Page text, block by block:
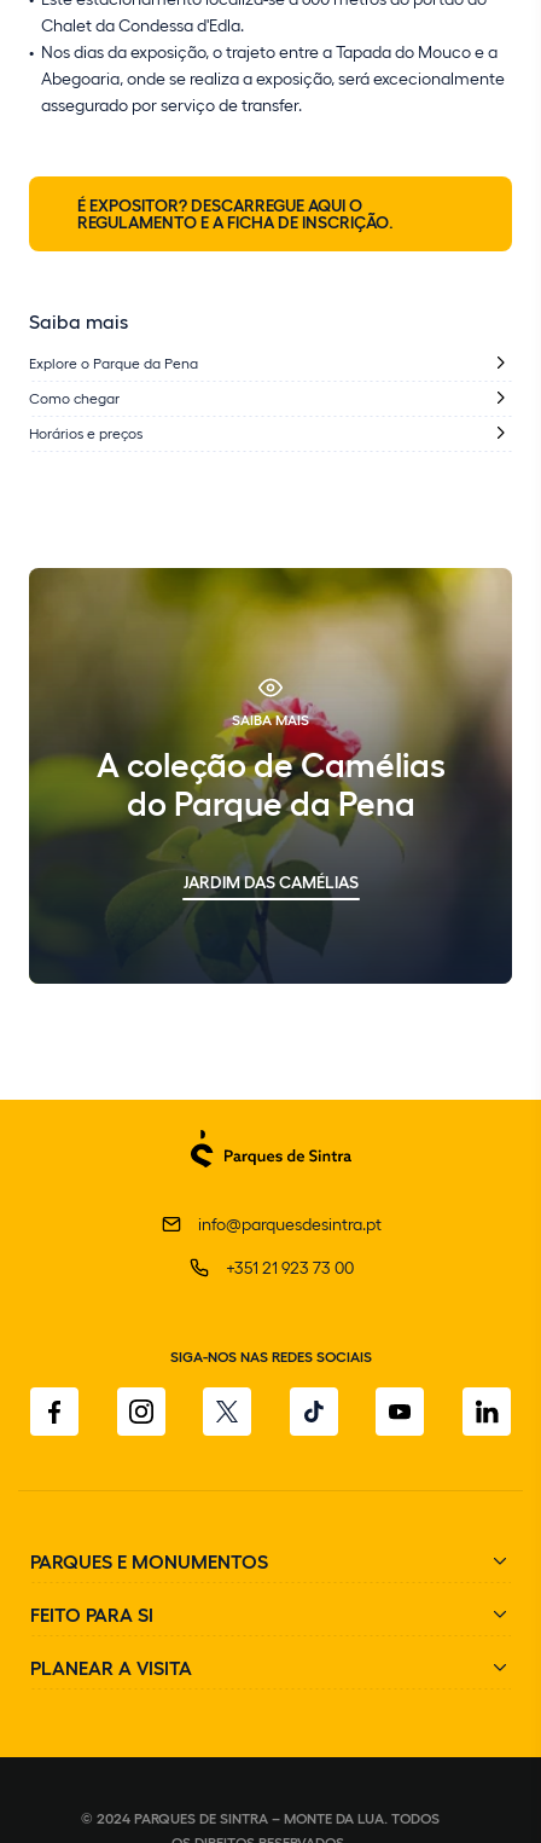
Chalet da Condessa d'Edla.
Nos dias da exposição, o trajeto entre a Tapada do Mouco e a
Abegoaria, onde se realiza a exposição, será excecionalmente
assegurado por serviço de transfer.
É EXPOSITOR? DESCARREGUE AQUI O
REGULAMENTO E A FICHA DE INSCRIÇÃO.
Saiba mais
Explore o Parque da Pena
Como chegar
Horários e preços
SAIBA MAIS
A coleção de Camélias
do Parque da Pena
JARDIM DAS CAMÉLIAS
info@parquesdesintra.pt
+351 21 923 73 00
SIGA-NOS NAS REDES SOCIAIS
PARQUES E MONUMENTOS
FEITO PARA SI
PLANEAR A VISITA
© 2024 PARQUES DE SINTRA – MONTE DA LUA. TODOS